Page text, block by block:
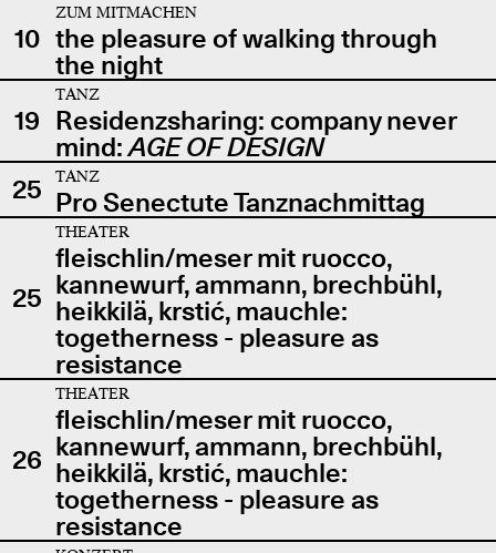
10
ZUM MITMACHEN
the pleasure of walking through
the night
19
TANZ
Residenzsharing: company never
mind:AGE OF DESIGN
25
TANZ
Pro Senectute Tanznachmittag
25
THEATER
fleischlin/meser mit ruocco,
kannewurf, ammann, brechbühl,
heikkilä, krstić, mauchle:
togetherness - pleasure as
resistance
26
THEATER
fleischlin/meser mit ruocco,
kannewurf, ammann, brechbühl,
heikkilä, krstić, mauchle:
togetherness - pleasure as
resistance